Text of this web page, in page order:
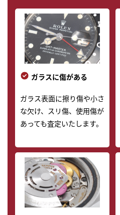
ガラスに傷がある
ガラス表面に擦り傷や小さ
な欠け、スリ傷、使用傷が
あっても査定いたします。